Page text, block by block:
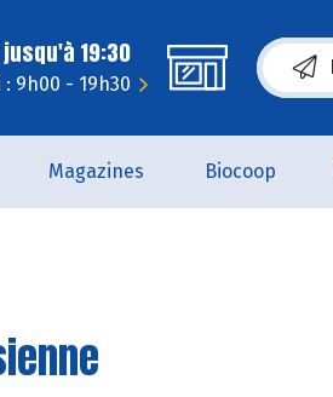
19:30
9h00 - 19h30
Magazines Biocoop